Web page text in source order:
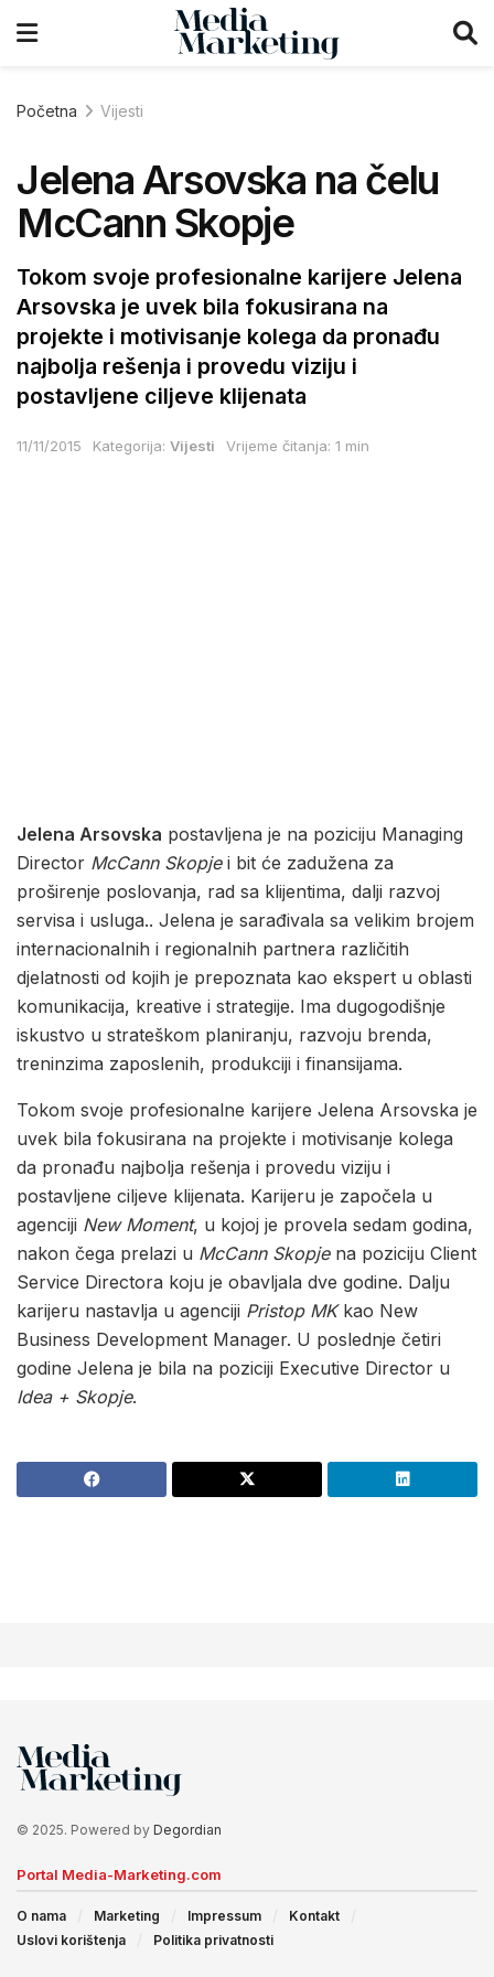
Početna Vijesti
Jelena Arsovska na čelu
McCann Skopje
Tokom svoje profesionalne karijere Jelena
Arsovska je uvek bila fokusirana na
projekte i motivisanje kolega da pronađu
najbolja rešenja i provedu viziju i
postavljene ciljeve klijenata
11/11/2015 Kategorija: Vijesti Vrijeme čitanja: 1 min
Jelena Arsovska postavljena je na poziciju Managing
Director McCann Skopjei bit će zadužena za
proširenje poslovanja, rad sa klijentima, dalji razvoj
servisa i usluga.. Jelena je sarađivala sa velikim brojem
internacionalnih i regionalnih partnera različitih
djelatnosti od kojih je prepoznata kao ekspert u oblasti
komunikacija, kreative i strategije. Ima dugogodišnje
iskustvo u strateškom planiranju, razvoju brenda,
treninzima zaposlenih, produkciji i finansijama.
Tokom svoje profesionalne karijere Jelena Arsovska je
uvek bila fokusirana na projekte i motivisanje kolega
da pronađu najbolja rešenja i provedu viziju i
postavljene ciljeve klijenata. Karijeru je započela u
agenciji New Moment, u kojoj je provela sedam godina,
nakon čega prelazi u McCann Skopjena poziciju Client
Service Directora koju je obavljala dve godine. Dalju
karijeru nastavlja u agenciji Pristop MKkao New
Business Development Manager. U poslednje četiri
godine Jelena je bila na poziciji Executive Director u
Idea + Skopje.
© 2025. Powered by Degordian
Portal Media-Marketing.com
O nama Marketing Impressum
Kontakt
Uslovi korištenja
Politika privatnosti